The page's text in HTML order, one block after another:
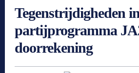
Tegenstrijdigheden
partijprogramma
doorrekening